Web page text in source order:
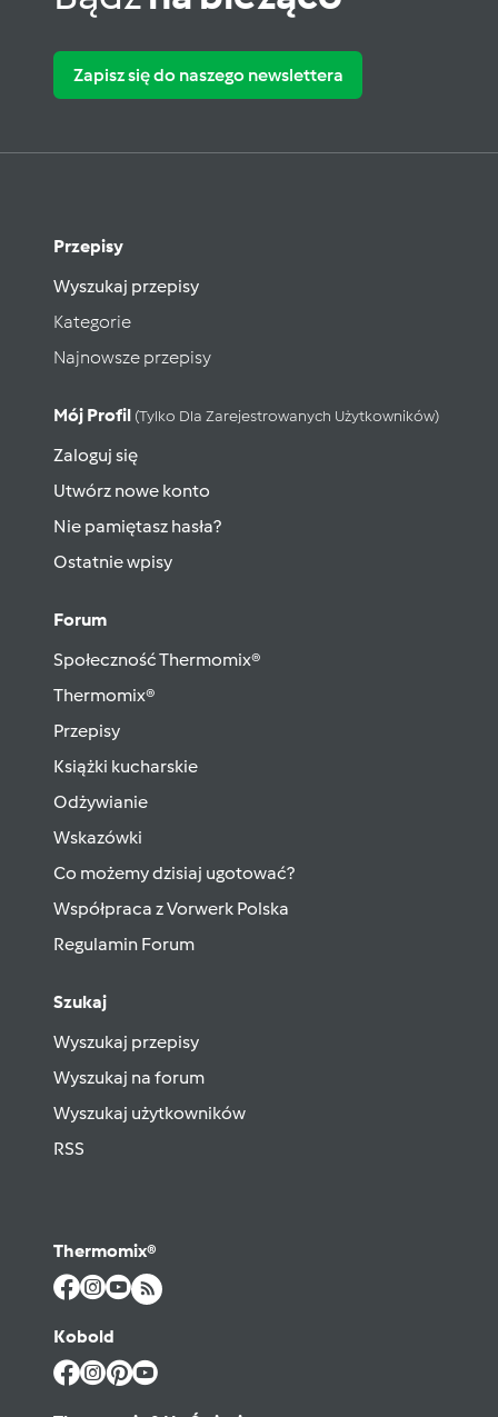
Zapisz się do naszego newslettera
Przepisy
Wyszukaj przepisy
Kategorie
Najnowsze przepisy
Mój Profil (tylko Dla Zarejestrowanych Użytkowników)
Zaloguj się
Utwórz nowe konto
Nie pamiętasz hasła?
Ostatnie wpisy
Forum
Społeczność Thermomix®
Thermomix®
Przepisy
Książki kucharskie
Odżywianie
Wskazówki
Co możemy dzisiaj ugotować?
Współpraca z Vorwerk Polska
Regulamin Forum
Szukaj
Wyszukaj przepisy
Wyszukaj na forum
Wyszukaj użytkowników
RSS
Thermomix®
Kobold